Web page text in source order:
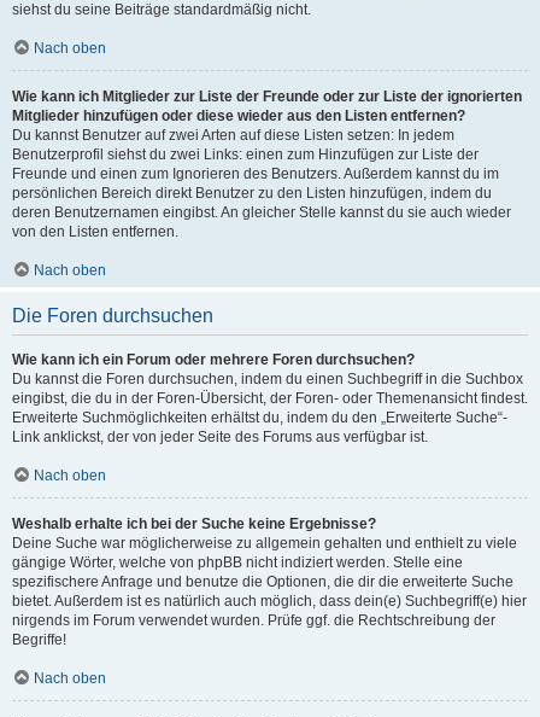
siehst du seine Beiträge standardmäßig nicht.
Nach oben
Wie kann ich Mitglieder zur Liste der Freunde oder zur Liste der ignorierten
Mitglieder hinzufügen oder diese wieder aus den Listen entfernen?
Du kannst Benutzer auf zwei Arten auf diese Listen setzen: In jedem
Benutzerprofil siehst du zwei Links: einen zum Hinzufügen zur Liste der
Freunde und einen zum Ignorieren des Benutzers. Außerdem kannst du im
persönlichen Bereich direkt Benutzer zu den Listen hinzufügen, indem du
deren Benutzernamen eingibst. An gleicher Stelle kannst du sie auch wieder
von den Listen entfernen.
Nach oben
Die Foren durchsuchen
Wie kann ich ein Forum oder mehrere Foren durchsuchen?
Du kannst die Foren durchsuchen, indem du einen Suchbegriff in die Suchbox
eingibst, die du in der Foren-Übersicht, der Foren- oder Themenansicht findest.
Erweiterte Suchmöglichkeiten erhältst du, indem du den „Erweiterte Suche“-
Link anklickst, der von jeder Seite des Forums aus verfügbar ist.
Nach oben
Weshalb erhalte ich bei der Suche keine Ergebnisse?
Deine Suche war möglicherweise zu allgemein gehalten und enthielt zu viele
gängige Wörter, welche von phpBB nicht indiziert werden. Stelle eine
spezifischere Anfrage und benutze die Optionen, die dir die erweiterte Suche
bietet. Außerdem ist es natürlich auch möglich, dass dein(e) Suchbegriff(e) hier
nirgends im Forum verwendet wurden. Prüfe ggf. die Rechtschreibung der
Begriffe!
Nach oben